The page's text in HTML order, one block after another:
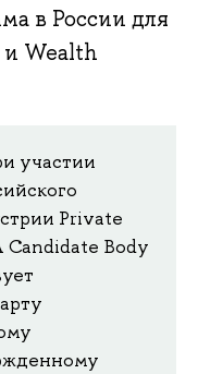
в России для
Wealth
участии
Private
Candidate Body